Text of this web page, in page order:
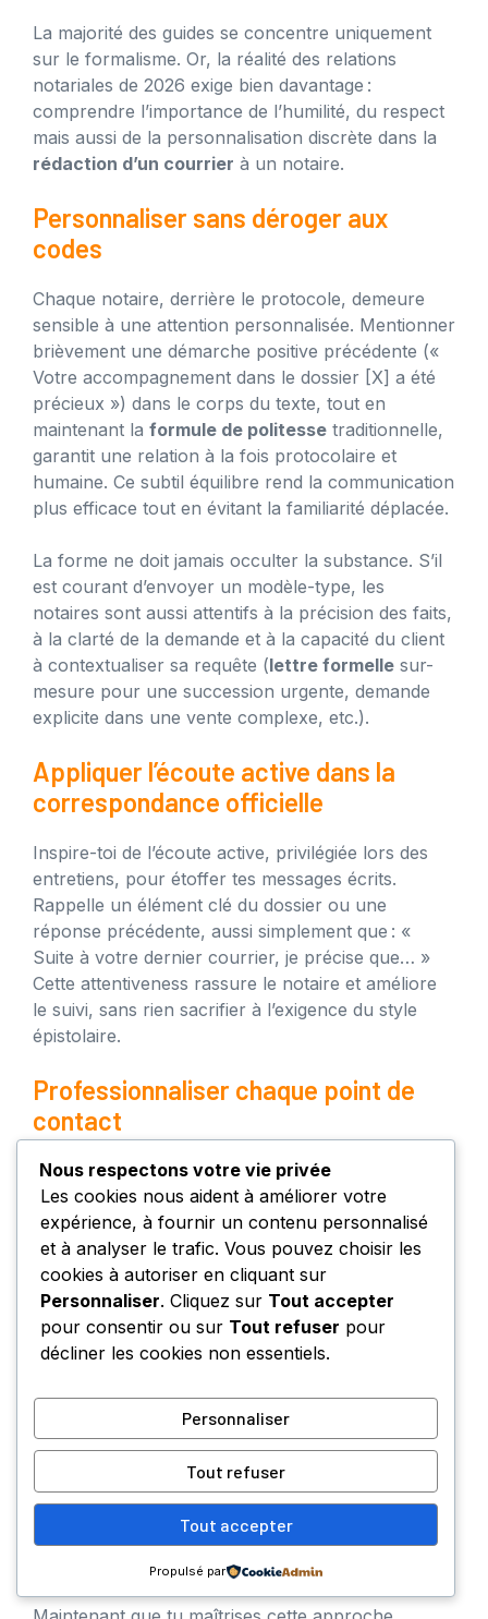
La majorité des guides se concentre uniquement
sur le formalisme. Or, la réalité des relations
notariales de 2026 exige bien davantage :
comprendre l’importance de l’humilité, du respect
mais aussi de la personnalisation discrète dans la
rédaction d’un courrier à un notaire.
Personnaliser sans déroger aux
codes
Chaque notaire, derrière le protocole, demeure
sensible à une attention personnalisée. Mentionner
brièvement une démarche positive précédente («
Votre accompagnement dans le dossier [X] a été
précieux ») dans le corps du texte, tout en
maintenant la formule de politesse traditionnelle,
garantit une relation à la fois protocolaire et
humaine. Ce subtil équilibre rend la communication
plus efficace tout en évitant la familiarité déplacée.
La forme ne doit jamais occulter la substance. S’il
est courant d’envoyer un modèle-type, les
notaires sont aussi attentifs à la précision des faits,
à la clarté de la demande et à la capacité du client
à contextualiser sa requête (lettre formelle sur-
mesure pour une succession urgente, demande
explicite dans une vente complexe, etc.).
Appliquer l’écoute active dans la
correspondance officielle
Inspire-toi de l’écoute active, privilégiée lors des
entretiens, pour étoffer tes messages écrits.
Rappelle un élément clé du dossier ou une
réponse précédente, aussi simplement que : «
Suite à votre dernier courrier, je précise que… »
Cette attentiveness rassure le notaire et améliore
le suivi, sans rien sacrifier à l’exigence du style
épistolaire.
Professionnaliser chaque point de
contact
Rédige toujours dans un environnement
propice à la concentration
Relis chaque message pour éviter toute
ambiguïté sur l’objet du courrier
professionnel
Assure-toi que la formule de fin soit
parfaitement en cohérence avec
l’ouverture, et adaptée au contexte
Pour renforcer ton impact, pose-toi
systématiquement la question : « Cette lettre
renforce-t-elle la confiance et la clarté attendues
lors d’un échange avec un officier public ? ». Si la
réponse est positive, la relation notariale s’en
trouvera solidement ancrée, quel qu’en soit le
Nous respectons votre vie privée
Les cookies nous aident à améliorer votre
expérience, à fournir un contenu personnalisé
et à analyser le trafic. Vous pouvez choisir les
cookies à autoriser en cliquant sur
Personnaliser. Cliquez sur Tout accepter
pour consentir ou sur Tout refuser pour
décliner les cookies non essentiels.
Personnaliser
Tout refuser
Tout accepter
Propulsé par